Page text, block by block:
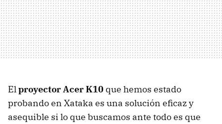
Elproyector Acer K10 que hemos estado
probando en Xataka es una solución eficaz y
asequible si lo que buscamos ante todo es que